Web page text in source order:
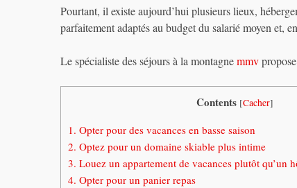
Pourtant, il existe aujourd’hui plusieurs lieux,
parfaitement adaptés au budget du salarié moyen et,
Le spécialiste des séjours à la montagnemmv
Contents [Cacher]
1. Opter pour des vacances en basse saison
2. Optez pour un domaine skiable plus intime
3. Louez un appartement de vacances plutôt qu’un
4. Opter pour un panier repas